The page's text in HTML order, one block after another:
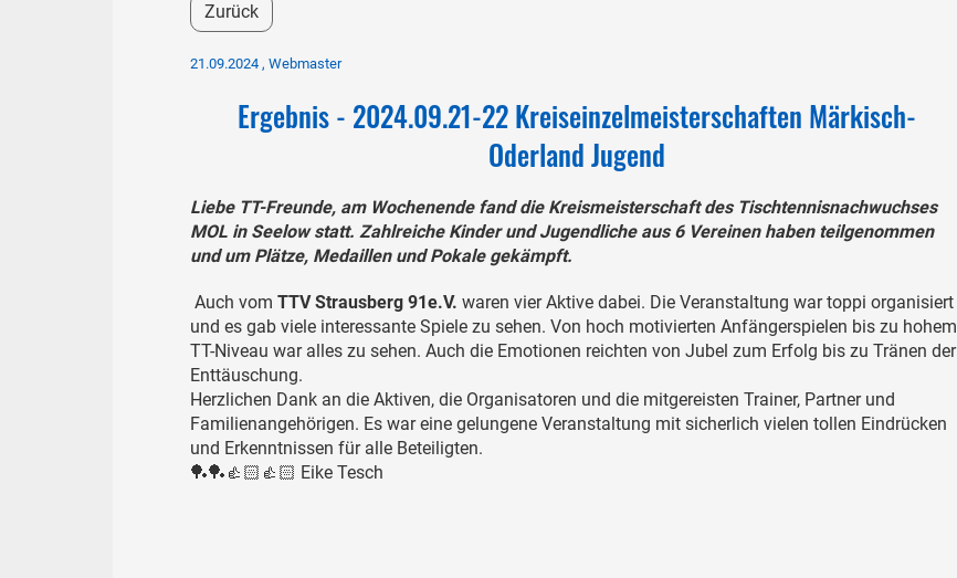
Zurück
21.09.2024, Webmaster
Ergebnis - 2024.09.21-22 Kreiseinzelmeisterschaften Märkisch-
Oderland Jugend
Liebe TT-Freunde, am Wochenende fand die Kreismeisterschaft des Tischtennisnachwuchses
MOL in Seelow statt. Zahlreiche Kinder und Jugendliche aus 6 Vereinen haben teilgenommen
und um Plätze, Medaillen und Pokale gekämpft.
Auch vom TTV Strausberg 91e.V. waren vier Aktive dabei. Die Veranstaltung war toppi organisiert
und es gab viele interessante Spiele zu sehen. Von hoch motivierten Anfängerspielen bis zu hohem
TT-Niveau war alles zu sehen. Auch die Emotionen reichten von Jubel zum Erfolg bis zu Tränen der
Enttäuschung.
Herzlichen Dank an die Aktiven, die Organisatoren und die mitgereisten Trainer, Partner und
Familienangehörigen. Es war eine gelungene Veranstaltung mit sicherlich vielen tollen Eindrücken
und Erkenntnissen für alle Beteiligten.
🏓🏓👍🏻👍🏻 Eike Tesch